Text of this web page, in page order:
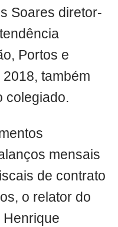
Soares diretor-
Portos e
também
colegiado.
mensais
de contrato
o relator do